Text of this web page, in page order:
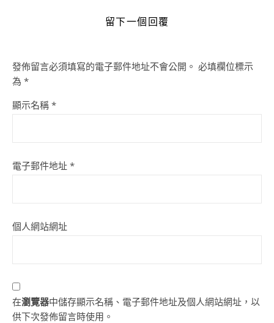
留下一個回覆
發佈留言必須填寫的電子郵件地址不會公開。 必填欄位標示
為 *
顯示名稱 *
電子郵件地址 *
個人網站網址
在瀏覽器中儲存顯示名稱、電子郵件地址及個人網站網址，以
供下次發佈留言時使用。